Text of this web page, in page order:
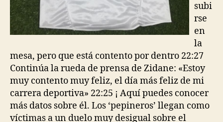
subi
rse
en
la
mesa, pero que está contento por dentro 22:27
Continúa la rueda de prensa de Zidane: «Estoy
muy contento muy feliz, el día más feliz de mi
carrera deportiva» 22:25 ¡ Aquí puedes conocer
más datos sobre él. Los ‘pepineros’ llegan como
víctimas a un duelo muy desigual sobre el